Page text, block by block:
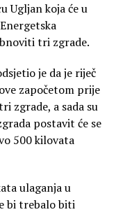
Ugljan koja će u
tri zgrade.
je da je riječ
započetom prije
zgrade, a sada su
postavit će se
500 kilovata
ulaganja u
bi trebalo biti